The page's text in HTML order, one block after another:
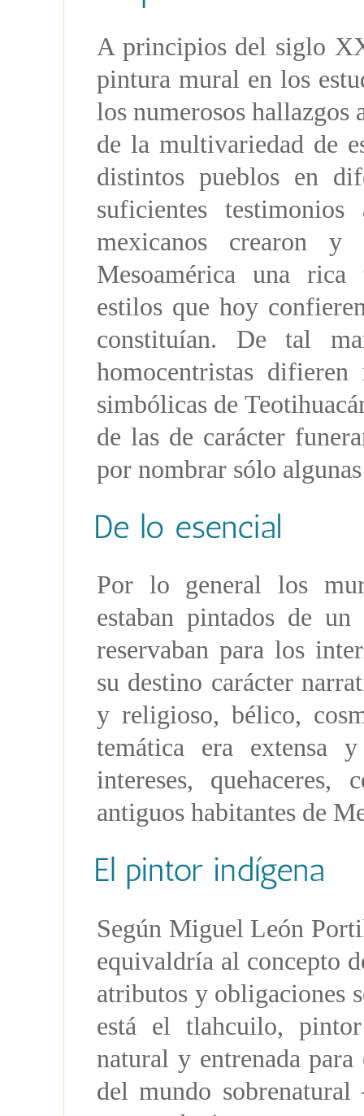
A principios del siglo
pintura mural en los
los numerosos
de la multivariedad de
distintos pueblos en
suficientes
mexicanos crearon
Mesoamérica una
estilos que hoy
constituían. De tal
homocentristas difieren
simbólicas de
de las de carácter
por nombrar sólo
Por lo general los
estaban pintados de
reservaban para los
su destino carácter
y religioso, bélico,
temática era extensa
intereses, quehaceres,
antiguos habitantes de
Según Miguel León
equivaldría al concepto
atributos y obligaciones
está el tlahcuilo,
natural y entrenada
del mundo